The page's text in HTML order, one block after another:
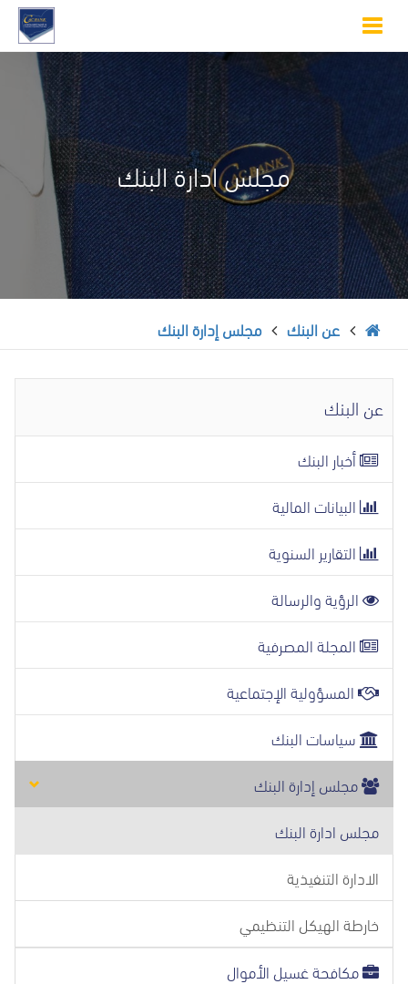
Toggle
navigation
مجلس ادارة البنك
عن البنك مجلس إدارة البنك
عن البنك
أخبار البنك
البيانات المالية
التقارير السنوية
الرؤية والرسالة
المجلة المصرفية
المسؤولية الإجتماعية
سياسات البنك
مجلس إدارة البنك
مجلس ادارة البنك
الادارة التنفيذية
خارطة الهيكل التنظيمي
مكافحة غسيل الأموال